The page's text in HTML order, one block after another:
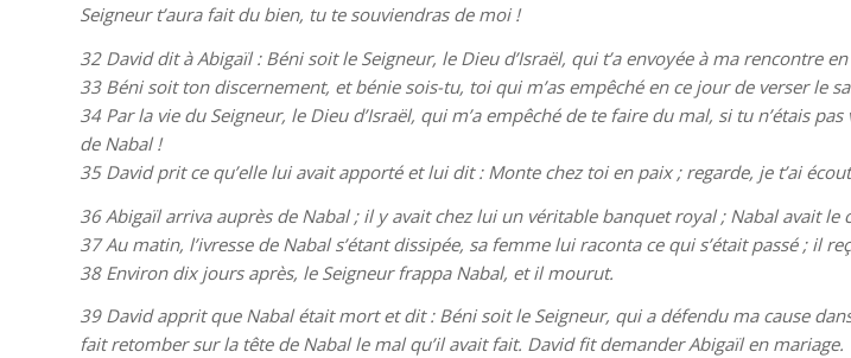
Seigneur t’aura fait du bien, tu te souviendras de moi !
32 David dit à Abigaïl : Béni soit le Seigneur, le Dieu d’Israël, qui t’a envoyée à ma rencontre
33 Béni soit ton discernement, et bénie sois-tu, toi qui m’as empêché en ce jour de verser le
34 Par la vie du Seigneur, le Dieu d’Israël, qui m’a empêché de te faire du mal, si tu n’étais
de Nabal !
35 David prit ce qu’elle lui avait apporté et lui dit : Monte chez toi en paix ; regarde, je t’ai
36 Abigaïl arriva auprès de Nabal ; il y avait chez lui un véritable banquet royal ; Nabal avait
37Au matin, l’ivresse de Nabal s’étant dissipée, sa femme lui raconta ce qui s’était passé ;
38 Environ dix jours après, le Seigneur frappa Nabal, et il mourut.
39 David apprit que Nabal était mort et dit : Béni soit le Seigneur, qui a défendu ma cause
fait retomber sur la tête de Nabal le mal qu’il avait fait. David fit demander Abigaïl en mariage.